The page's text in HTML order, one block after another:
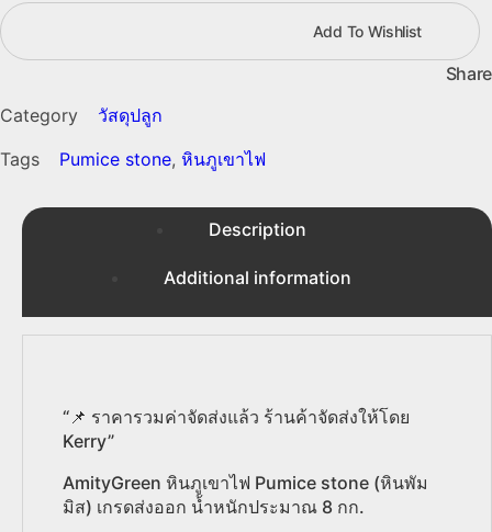
quantity
Add To Wishlist
Share
Category
วัสดุปลูก
Tags
Pumice stone, หินภูเขาไฟ
Description
Additional information
“📌 ราคารวมค่าจัดส่งแล้ว ร้านค้าจัดส่งให้โดย
Kerry”
AmityGreen หินภูเขาไฟ Pumice stone (หินพัม
มิส) เกรดส่งออก น้ำหนักประมาณ 8 กก.